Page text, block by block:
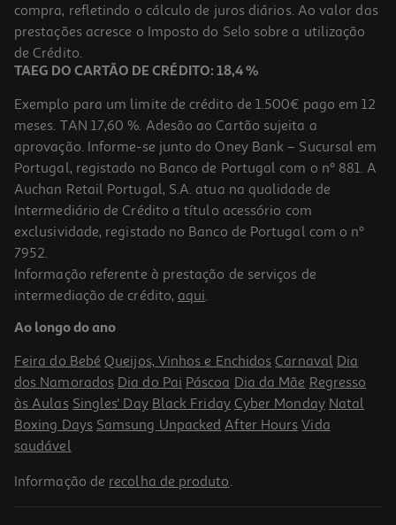
69.9 €/un
69,90 €
Aventura Odisseias - Emoção Ao Volante E Aventuras Sem Limites
99.9 €/un
99,90 €
compra, refletindo o cálculo de juros diários. Ao valor das
prestações acresce o Imposto do Selo sobre a utilização
de Crédito.
TAEG DO CARTÃO DE CRÉDITO: 18,4 %
Exemplo para um limite de crédito de 1.500€ pago em 12
meses. TAN 17,60 %. Adesão ao Cartão sujeita a
aprovação. Informe-se junto do Oney Bank – Sucursal em
Portugal, registado no Banco de Portugal com o nº 881. A
Auchan Retail Portugal, S.A. atua na qualidade de
Intermediário de Crédito a título acessório com
exclusividade, registado no Banco de Portugal com o nº
7952.
Informação referente à prestação de serviços de
intermediação de crédito, aqui.
Ao longo do ano
Feira do Bebé Queijos, Vinhos e Enchidos Carnaval Dia
dos Namorados Dia do Pai Páscoa Dia da Mãe Regresso
às Aulas Singles' Day Black Friday Cyber Monday Natal
Boxing Days Samsung Unpacked After Hours Vida
saudável
Informação de recolha de produto.